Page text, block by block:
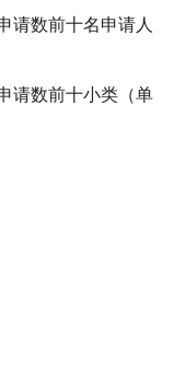
请数前十名申请人
请数前十小类（单